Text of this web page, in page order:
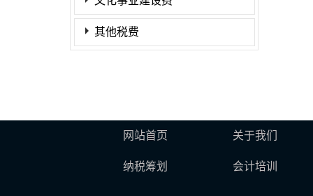
其他税费
网站首页 关于我们
纳税筹划 会计培训